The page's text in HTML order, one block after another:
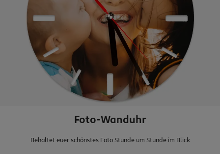
Foto-Wanduhr
Behaltet euer schönstes Foto Stunde um Stunde im Blick